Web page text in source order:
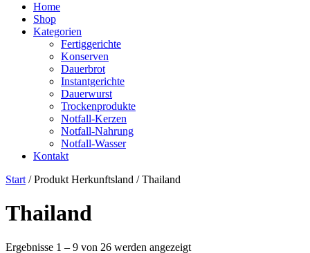
Home
Shop
Kategorien
Fertiggerichte
Konserven
Dauerbrot
Instantgerichte
Dauerwurst
Trockenprodukte
Notfall-Kerzen
Notfall-Nahrung
Notfall-Wasser
Kontakt
Start / Produkt Herkunftsland / ‎Thailand
‎Thailand
Ergebnisse 1 – 9 von 26 werden angezeigt